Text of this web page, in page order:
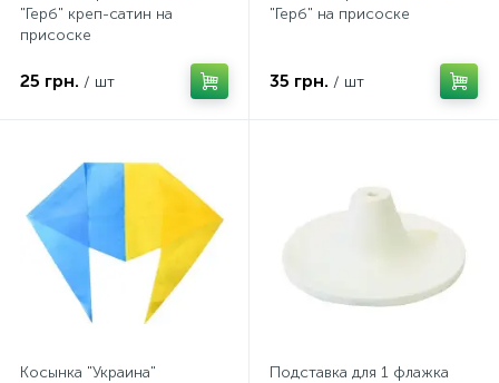
"Герб" креп-сатин на
присоске
25 грн. / шт
"Герб" на присоске
35 грн. / шт
Косынка "Украина"
Подставка для 1 флажка